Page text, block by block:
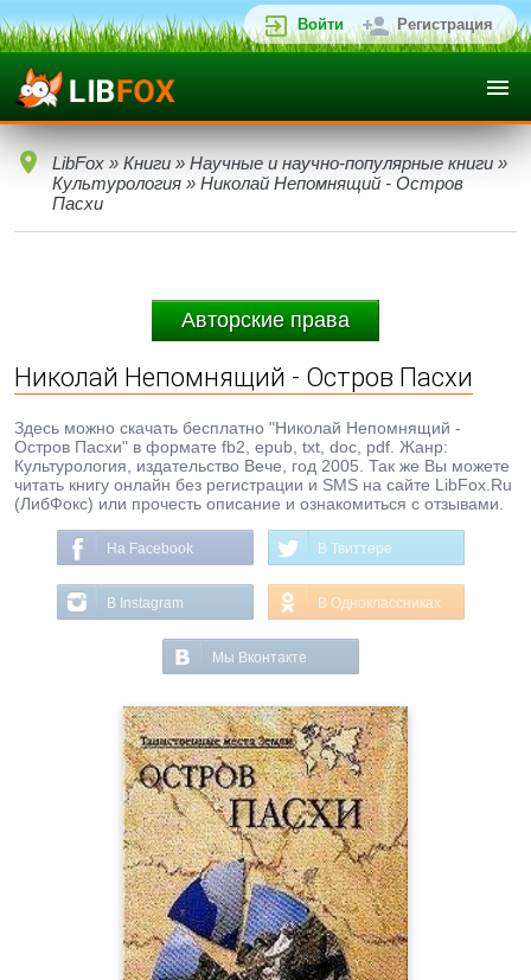
Войти Регистрация
LibFox » Книги » Научные и научно-популярные книги »
Культурология » Николай Непомнящий - Остров
Пасхи
Авторские права
Николай Непомнящий - Остров Пасхи
Здесь можно скачать бесплатно "Николай Непомнящий -
Остров Пасхи" в формате fb2, epub, txt, doc, pdf. Жанр:
Культурология, издательство Вече, год 2005. Так же Вы можете
читать книгу онлайн без регистрации и SMS на сайте LibFox.Ru
(ЛибФокс) или прочесть описание и ознакомиться с отзывами.
На Facebook В Твиттере
В Instagram В Одноклассниках
Мы Вконтакте